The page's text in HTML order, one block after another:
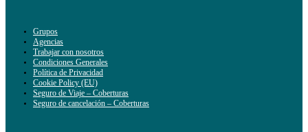
Grupos
Agencias
Trabajar con nosotros
Condiciones Generales
Política de Privacidad
Cookie Policy (EU)
Seguro de Viaje – Coberturas
Seguro de cancelación – Coberturas